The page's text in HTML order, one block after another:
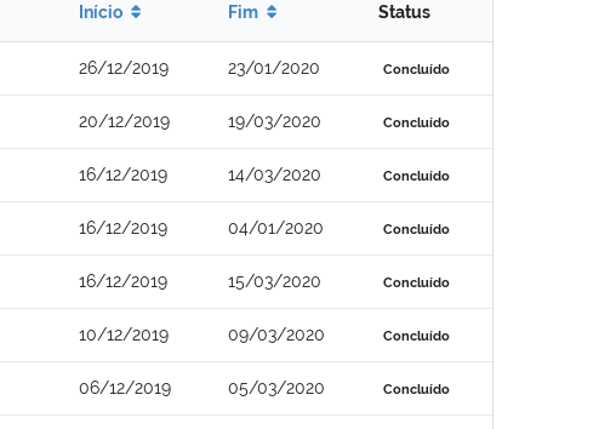
Início Fim Status
26/12/2019 23/01/2020 Concluído
20/12/2019 19/03/2020 Concluído
16/12/2019 14/03/2020 Concluído
16/12/2019 04/01/2020 Concluído
16/12/2019 15/03/2020 Concluído
10/12/2019 09/03/2020 Concluído
06/12/2019 05/03/2020 Concluído